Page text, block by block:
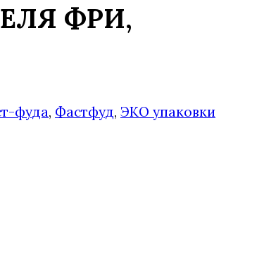
ФРИ,
фуда, Фастфуд, ЭКО упаковки